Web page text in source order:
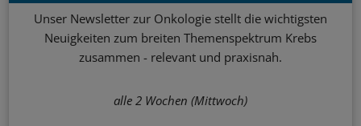
Unser Newsletter zur Onkologie stellt die wichtigsten
Neuigkeiten zum breiten Themenspektrum Krebs
zusammen - relevant und praxisnah.
alle 2 Wochen (Mittwoch)